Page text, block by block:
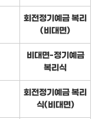
회전정기예금 복리
(비대면)
비대면-정기예금
복리식
회전정기예금 복리
식(비대면)